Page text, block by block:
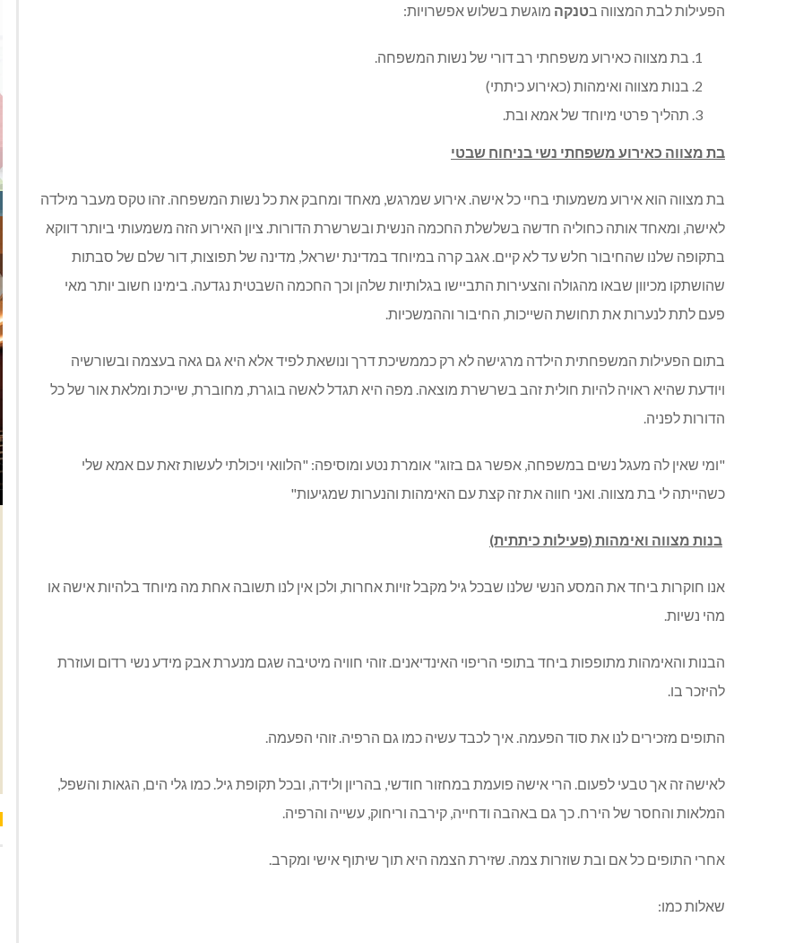
הפעילות לבת המצווה בטנקה מוגשת בשלוש אפשרויות:
בת מצווה כאירוע משפחתי רב דורי של נשות המשפחה.
בנות מצווה ואימהות (כאירוע כיתתי)
תהליך פרטי מיוחד של אמא ובת.
בת מצווה כאירוע משפחתי נשי בניחוח שבטי
בת מצווה הוא אירוע משמעותי בחיי כל אישה. אירוע שמרגש, מאחד ומחבק את כל נשות המשפחה. זהו טקס מעבר מילדה
לאישה, ומאחד אותה כחוליה חדשה בשלשלת החכמה הנשית ובשרשרת הדורות. ציון האירוע הזה משמעותי ביותר דווקא
בתקופה שלנו שהחיבור חלש עד לא קיים. אגב קרה במיוחד במדינת ישראל, מדינה של תפוצות, דור שלם של סבתות
שהושתקו מכיוון שבאו מהגולה והצעירות התביישו בגלותיות שלהן וכך החכמה השבטית נגדעה. בימינו חשוב יותר מאי
פעם לתת לנערות את תחושת השייכות, החיבור וההמשכיות.
בתום הפעילות המשפחתית הילדה מרגישה לא רק כממשיכת דרך ונושאת לפיד אלא היא גם גאה בעצמה ובשורשיה
ויודעת שהיא ראויה להיות חולית זהב בשרשרת מוצאה. מפה היא תגדל לאשה בוגרת, מחוברת, שייכת ומלאת אור של כל
הדורות לפניה.
"ומי שאין לה מעגל נשים במשפחה, אפשר גם בזוג" אומרת נטע ומוסיפה: "הלוואי ויכולתי לעשות זאת עם אמא שלי
כשהייתה לי בת מצווה. ואני חווה את זה קצת עם האימהות והנערות שמגיעות"
בנות מצווה ואימהות (פעילות כיתתית)
אנו חוקרות ביחד את המסע הנשי שלנו שבכל גיל מקבל זויות אחרות, ולכן אין לנו תשובה אחת מה מיוחד בלהיות אישה או
מהי נשיות.
הבנות והאימהות מתופפות ביחד בתופי הריפוי האינדיאנים. זוהי חוויה מיטיבה שגם מנערת אבק מידע נשי רדום ועוזרת
להיזכר בו.
התופים מזכירים לנו את סוד הפעמה. איך לכבד עשיה כמו גם הרפיה. זוהי הפעמה.
לאישה זה אך טבעי לפעום. הרי אישה פועמת במחזור חודשי, בהריון ולידה, ובכל תקופת גיל. כמו גלי הים, הגאות והשפל,
המלאות והחסר של הירח. כך גם באהבה ודחייה, קירבה וריחוק, עשייה והרפיה.
אחרי התופים כל אם ובת שוזרות צמה. שזירת הצמה היא תוך שיתוף אישי ומקרב.
שאלות כמו: